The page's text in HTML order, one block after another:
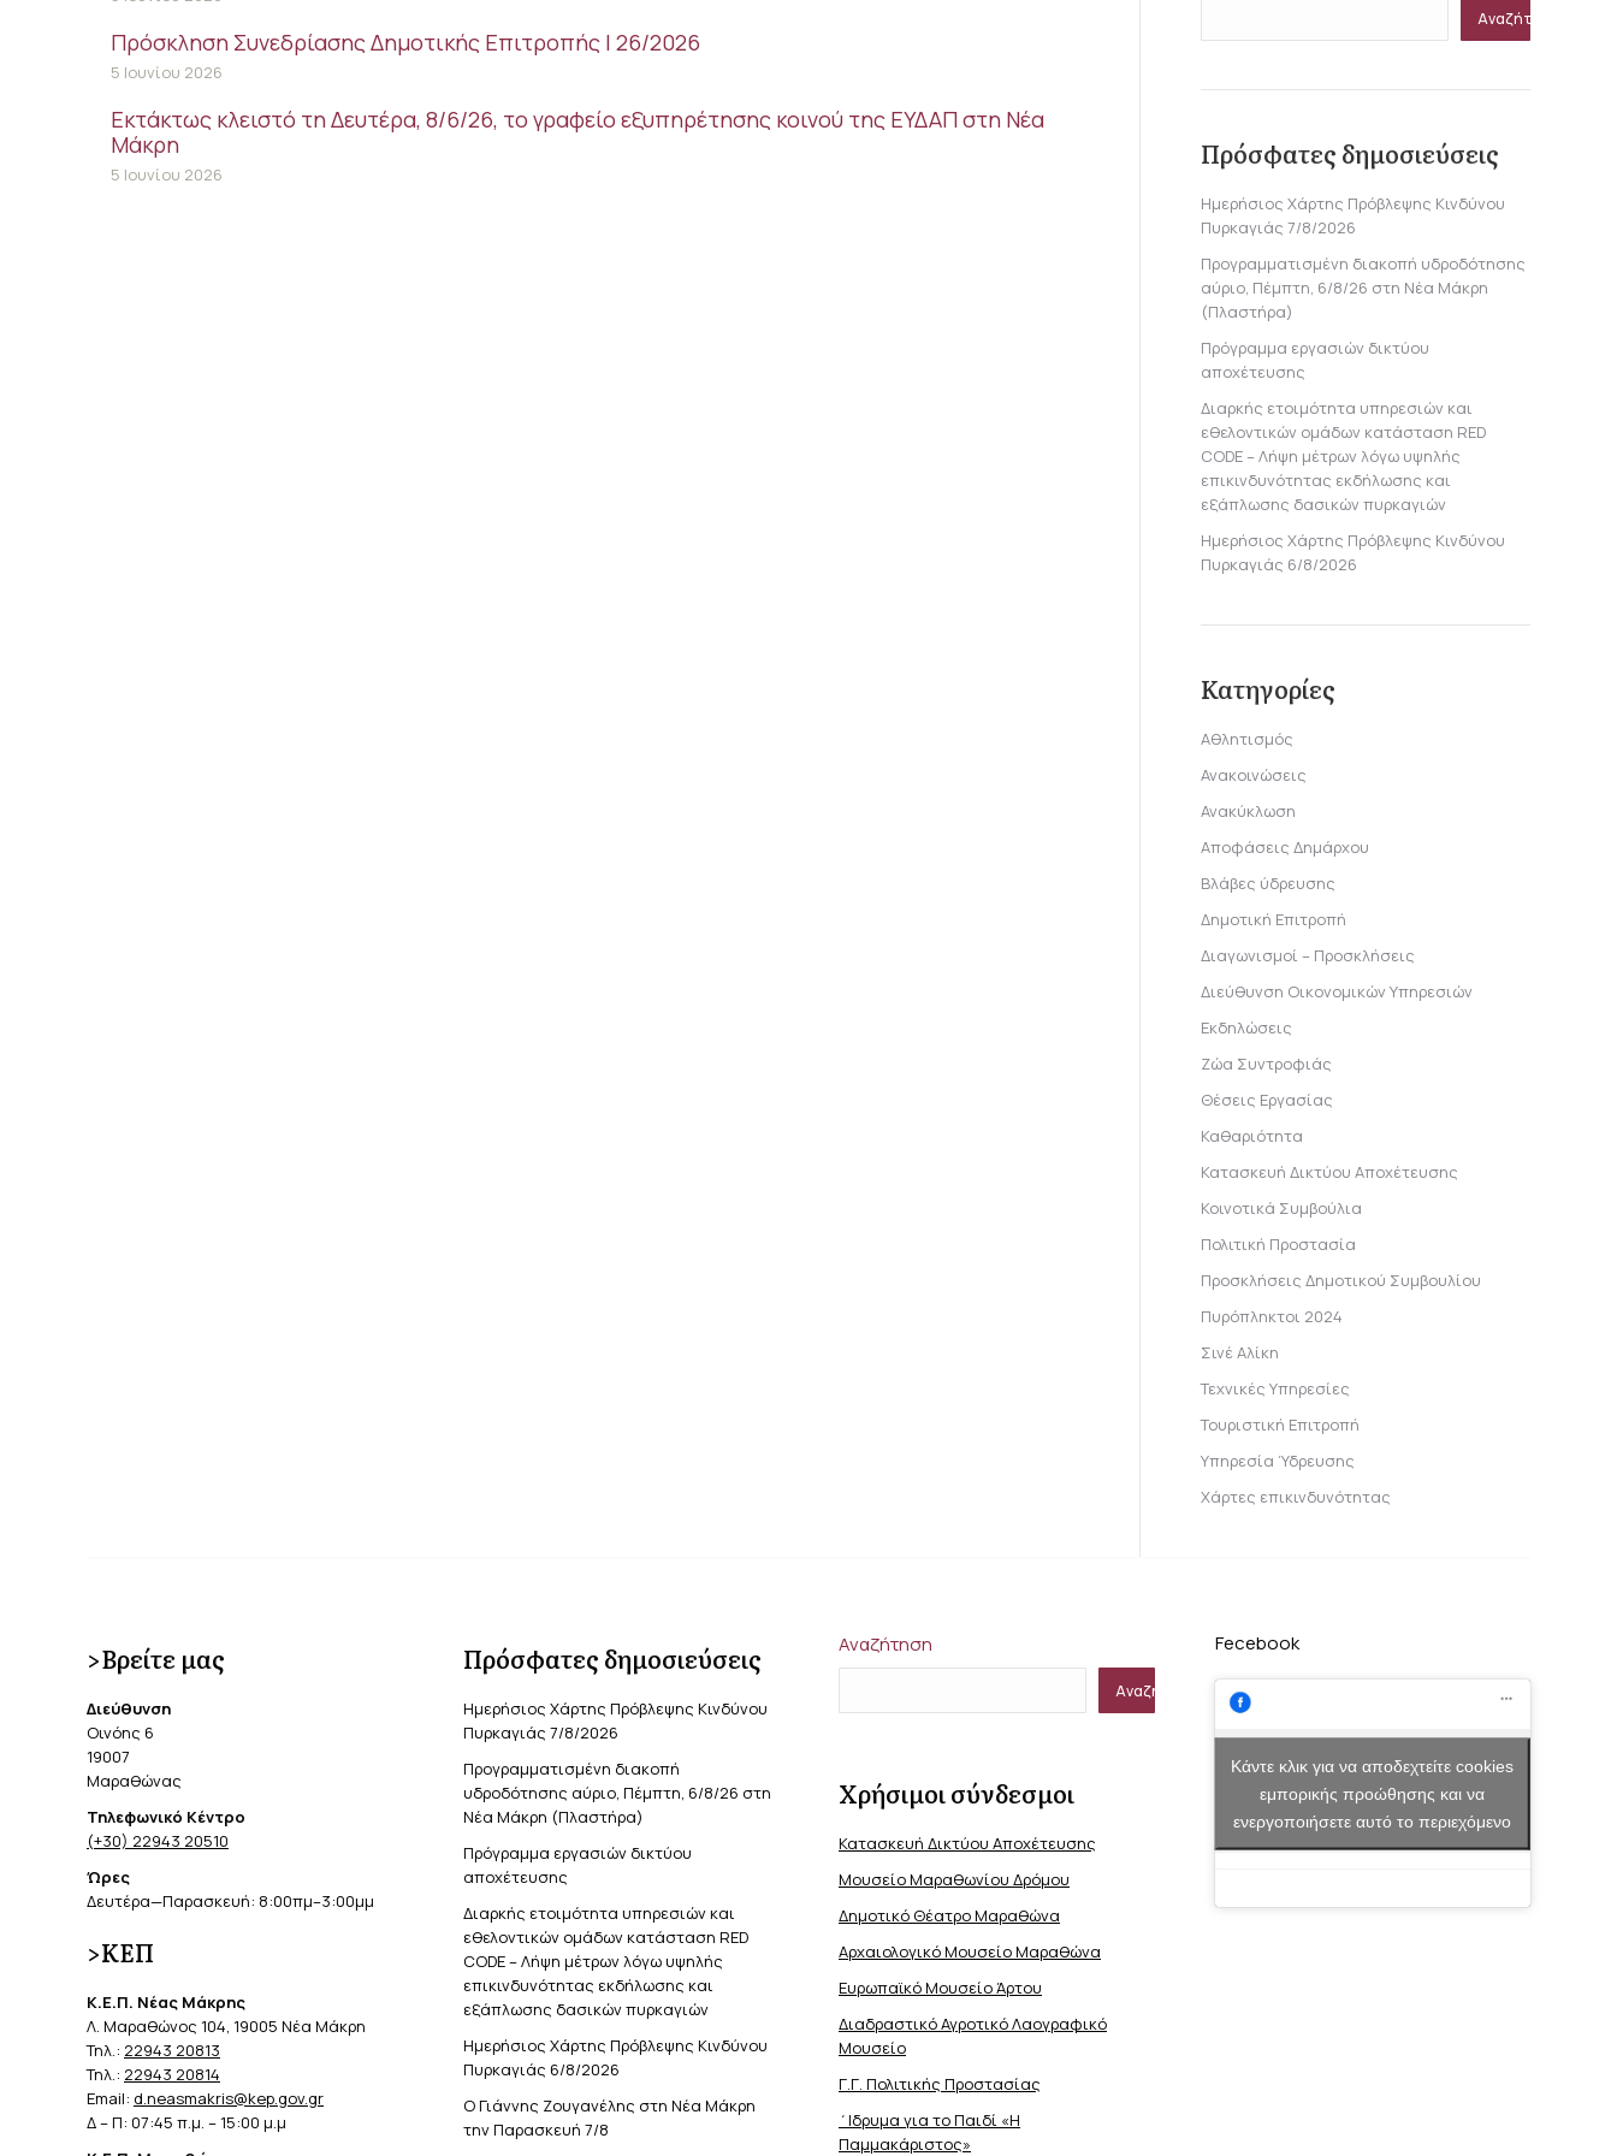
Πρόσκληση Συνεδρίασης Δημοτικής Επιτροπής | 26/2026
5 Ιουνίου 2026
Εκτάκτως κλειστό τη Δευτέρα, 8/6/26, το γραφείο εξυπηρέτησης κοινού της ΕΥΔΑΠ στη Νέα
Μάκρη
5 Ιουνίου 2026
Αναζήτηση
Πρόσφατες δημοσιεύσεις
Ημερήσιος Χάρτης Πρόβλεψης Κινδύνου
Πυρκαγιάς 7/8/2026
Προγραμματισμένη διακοπή υδροδότησης
αύριο, Πέμπτη, 6/8/26 στη Νέα Μάκρη
(Πλαστήρα)
Πρόγραμμα εργασιών δικτύου
αποχέτευσης
Διαρκής ετοιμότητα υπηρεσιών και
εθελοντικών ομάδων κατάσταση RED
CODE – Λήψη μέτρων λόγω υψηλής
επικινδυνότητας εκδήλωσης και
εξάπλωσης δασικών πυρκαγιών
Ημερήσιος Χάρτης Πρόβλεψης Κινδύνου
Πυρκαγιάς 6/8/2026
Κατηγορίες
Αθλητισμός
Ανακοινώσεις
Ανακύκλωση
Αποφάσεις Δημάρχου
Βλάβες ύδρευσης
Δημοτική Επιτροπή
Διαγωνισμοί – Προσκλήσεις
Διεύθυνση Οικονομικών Υπηρεσιών
Εκδηλώσεις
Ζώα Συντροφιάς
Θέσεις Εργασίας
Καθαριότητα
Κατασκευή Δικτύου Αποχέτευσης
Κοινοτικά Συμβούλια
Πολιτική Προστασία
Προσκλήσεις Δημοτικού Συμβουλίου
Πυρόπληκτοι 2024
Σινέ Αλίκη
Τεχνικές Υπηρεσίες
Τουριστική Επιτροπή
Υπηρεσία Ύδρευσης
Χάρτες επικινδυνότητας
>Βρείτε μας
Διεύθυνση
Οινόης 6
19007
Μαραθώνας
Τηλεφωνικό Κέντρο
(+30) 22943 20510
Ώρες
Δευτέρα—Παρασκευή: 8:00πμ–3:00μμ
>ΚΕΠ
Κ.Ε.Π. Νέας Μάκρης
Λ. Μαραθώνος 104, 19005 Νέα Μάκρη
Τηλ.: 22943 20813
Τηλ.: 22943 20814
Email: d.neasmakris@kep.gov.gr
Δ – Π: 07:45 π.μ. – 15:00 μ.μ
Πρόσφατες δημοσιεύσεις
Ημερήσιος Χάρτης Πρόβλεψης Κινδύνου
Πυρκαγιάς 7/8/2026
Προγραμματισμένη διακοπή
υδροδότησης αύριο, Πέμπτη, 6/8/26 στη
Νέα Μάκρη (Πλαστήρα)
Πρόγραμμα εργασιών δικτύου
αποχέτευσης
Διαρκής ετοιμότητα υπηρεσιών και
εθελοντικών ομάδων κατάσταση RED
CODE – Λήψη μέτρων λόγω υψηλής
επικινδυνότητας εκδήλωσης και
εξάπλωσης δασικών πυρκαγιών
Ημερήσιος Χάρτης Πρόβλεψης Κινδύνου
Πυρκαγιάς 6/8/2026
Ο Γιάννης Ζουγανέλης στη Νέα Μάκρη
την Παρασκευή 7/8
Αναζήτηση
Αναζήτηση
Χρήσιμοι σύνδεσμοι
Κατασκευή Δικτύου Αποχέτευσης
Μουσείο Μαραθωνίου Δρόμου
Δημοτικό Θέατρο Μαραθώνα
Αρχαιολογικό Μουσείο Μαραθώνα
Ευρωπαϊκό Μουσείο Άρτου
Διαδραστικό Αγροτικό Λαογραφικό
Μουσείο
Γ.Γ. Πολιτικής Προστασίας
΄Ιδρυμα για το Παιδί «Η
Παμμακάριστος»
Fecebook
Κάντε κλικ για να αποδεχτείτε cookies
εμπορικής προώθησης και να
ενεργοποιήσετε αυτό το περιεχόμενο